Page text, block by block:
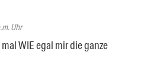
Uhr
WIE egal mir die ganze